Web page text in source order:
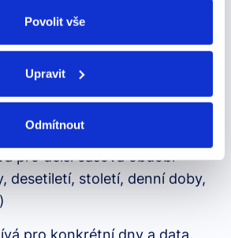
Povolit vše
Upravit
Odmítnout
pro delší časová období
desetiletí, století, denní doby,
pro konkrétní dny a data.